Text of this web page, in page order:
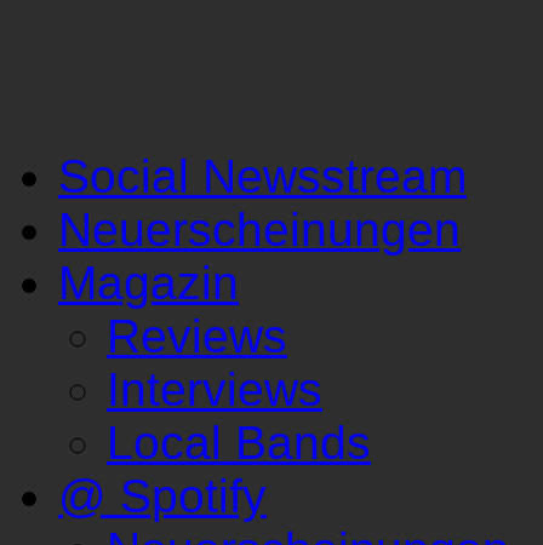
Social Newsstream
Neuerscheinungen
Magazin
Reviews
Interviews
Local Bands
@ Spotify